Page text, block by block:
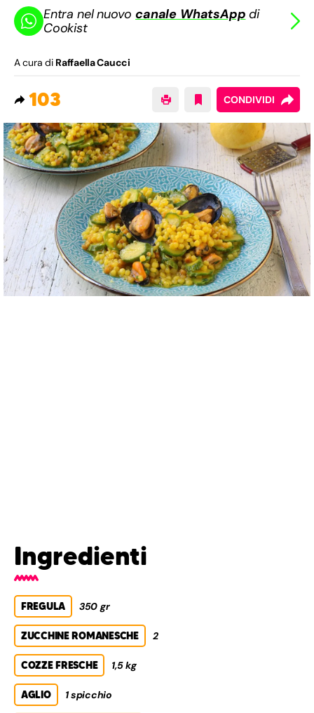
Entra nel nuovocanale WhatsApp di
Cookist
A cura di Raffaella Caucci
103 CONDIVIDI
Ingredienti
FREGULA 350 gr
ZUCCHINE ROMANESCHE 2
COZZE FRESCHE 1,5 kg
AGLIO 1 spicchio